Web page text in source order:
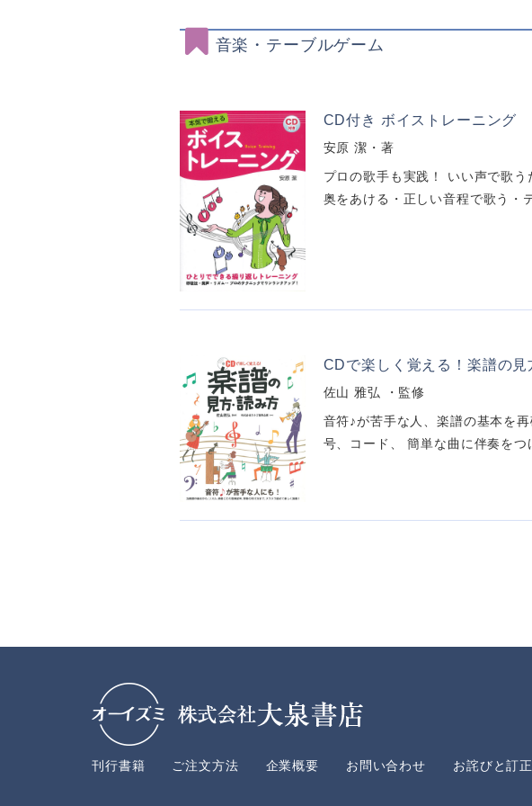
音楽・テーブルゲーム
CD付き ボイストレーニング
安原 潔・著
プロの歌手も実践！ いい声で歌
奥をあける・正しい音程で歌う・
CDで楽しく覚える！楽譜の見
佐山 雅弘 ・監修
音符♪が苦手な人、楽譜の基本を
号、コード、 簡単な曲に伴奏を
刊行書籍 ご注文方法 企業概要 お問い合わせ お詫びと訂正